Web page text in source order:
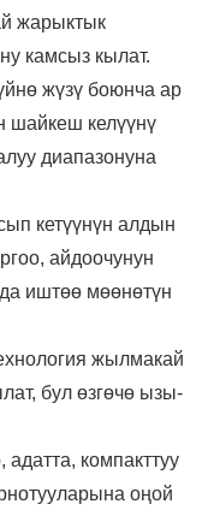
жарыктык
камсыз кылат.
жүзү боюнча ар
шайкеш келүүнү
диапазонуна
кетүүнүн алдын
айдоочунун
иштөө мөөнөтүн
жылмакай
бул өзгөчө ызы-
компакттуу
оңой